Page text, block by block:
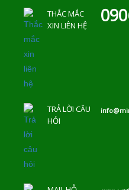
THẮC MẮC
XIN LIÊN HỆ
TRẢ LỜI CÂU
HỎI